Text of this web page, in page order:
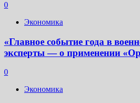
0
Экономика
«Главное событие года в
эксперты — о применении
0
Экономика